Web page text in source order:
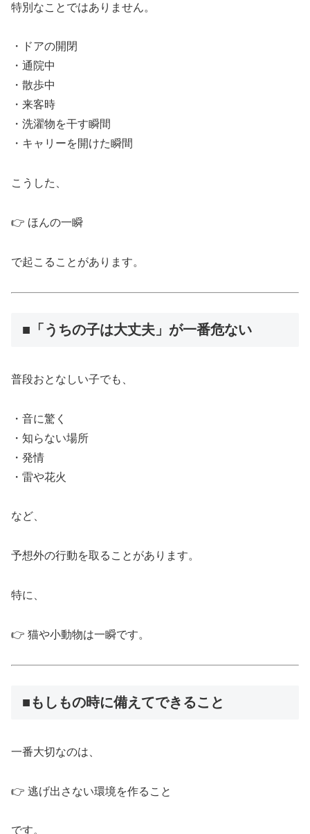
特別なことではありません。
・ドアの開閉
・通院中
・散歩中
・来客時
・洗濯物を干す瞬間
・キャリーを開けた瞬間
こうした、
👉 ほんの一瞬
で起こることがあります。
■「うちの子は大丈夫」が一番危ない
普段おとなしい子でも、
・音に驚く
・知らない場所
・発情
・雷や花火
など、
予想外の行動を取ることがあります。
特に、
👉 猫や小動物は一瞬です。
■もしもの時に備えてできること
一番大切なのは、
👉 逃げ出さない環境を作ること
です。